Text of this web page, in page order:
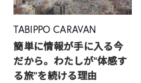
TABIPPO CARAVAN
簡単に情報が手に入る今
だから。わたしが“体感す
る旅”を続ける理由